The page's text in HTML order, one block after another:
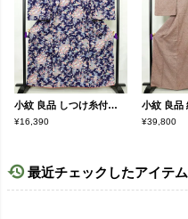
小紋 良品 しつけ糸付き 縮緬 正絹 古典柄 袷仕立て 身丈159.5cm 裄丈66.5cm 着物 青・紺
¥16,390 ¥39,800
最近チェックしたアイテム